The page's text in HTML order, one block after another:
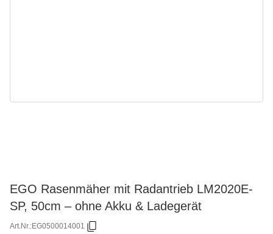
EGO Rasenmäher mit Radantrieb LM2020E-
SP, 50cm – ohne Akku & Ladegerät
Art.Nr.:EG0500014001